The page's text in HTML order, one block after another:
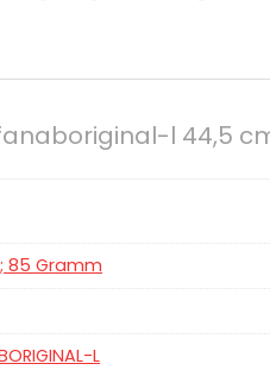
l 44,5
85 Gramm
L